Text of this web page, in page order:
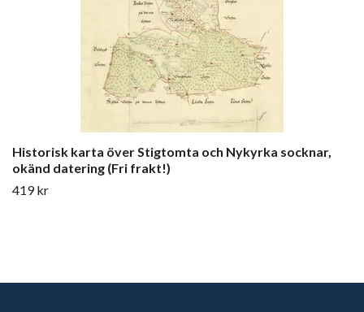
Historisk karta över Stigtomta och Nykyrka socknar,
okänd datering (Fri frakt!)
419 kr